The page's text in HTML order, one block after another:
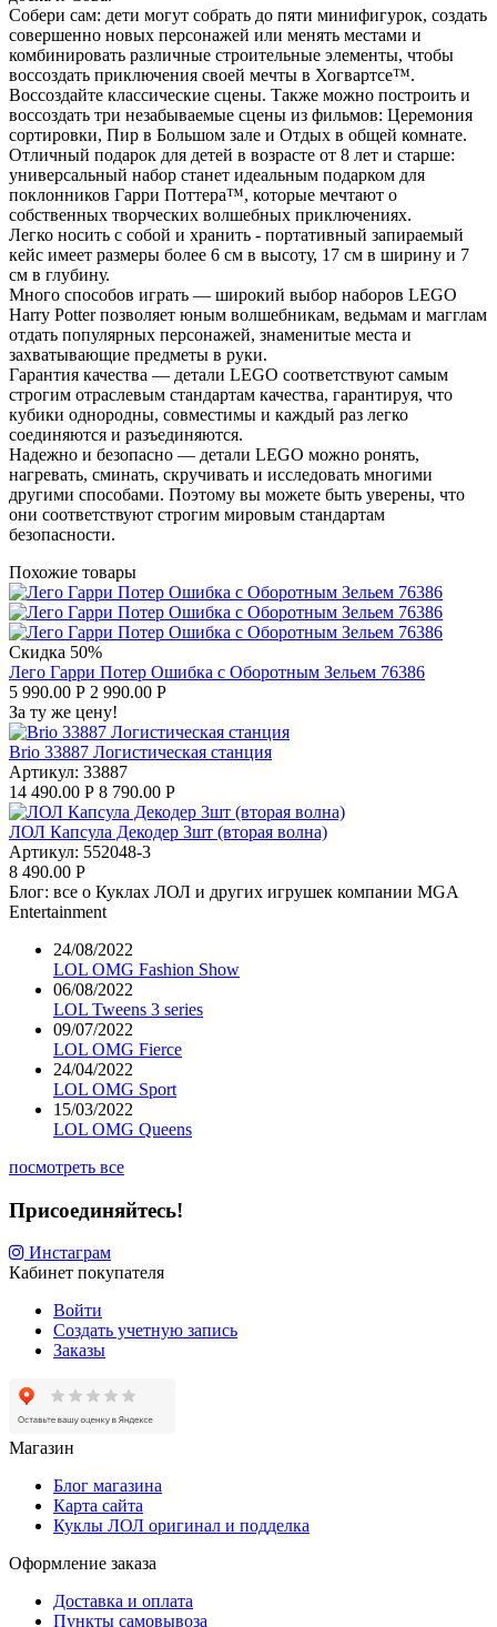
Собери сам: дети могут собрать до пяти минифигурок, создать
совершенно новых персонажей или менять местами и
комбинировать различные строительные элементы, чтобы
воссоздать приключения своей мечты в Хогвартсе™.
Воссоздайте классические сцены. Также можно построить и
воссоздать три незабываемые сцены из фильмов: Церемония
сортировки, Пир в Большом зале и Отдых в общей комнате.
Отличный подарок для детей в возрасте от 8 лет и старше:
универсальный набор станет идеальным подарком для
поклонников Гарри Поттера™, которые мечтают о
собственных творческих волшебных приключениях.
Легко носить с собой и хранить - портативный запираемый
кейс имеет размеры более 6 см в высоту, 17 см в ширину и 7
см в глубину.
Много способов играть — широкий выбор наборов LEGO
Harry Potter позволяет юным волшебникам, ведьмам и магглам
отдать популярных персонажей, знаменитые места и
захватывающие предметы в руки.
Гарантия качества — детали LEGO соответствуют самым
строгим отраслевым стандартам качества, гарантируя, что
кубики однородны, совместимы и каждый раз легко
соединяются и разъединяются.
Надежно и безопасно — детали LEGO можно ронять,
нагревать, сминать, скручивать и исследовать многими
другими способами. Поэтому вы можете быть уверены, что
они соответствуют строгим мировым стандартам
безопасности.
Похожие товары
Скидка 50%
Лего Гарри Потер Ошибка с Оборотным Зельем 76386
5 990.00 Р 2 990.00 Р
За ту же цену!
Brio 33887 Логистическая станция
Артикул: 33887
14 490.00 Р 8 790.00 Р
ЛОЛ Капсула Декодер 3шт (вторая волна)
Артикул: 552048-3
8 490.00 Р
Блог: все о Куклах ЛОЛ и других игрушек компании MGA
Entertainment
24/08/2022
LOL OMG Fashion Show
06/08/2022
LOL Tweens 3 series
09/07/2022
LOL OMG Fierce
24/04/2022
LOL OMG Sport
15/03/2022
LOL OMG Queens
посмотреть все
Присоединяйтесь!
Инстаграм
Кабинет покупателя
Войти
Создать учетную запись
Заказы
Магазин
Блог магазина
Карта сайта
Куклы ЛОЛ оригинал и подделка
Оформление заказа
Доставка и оплата
Пункты самовывоза